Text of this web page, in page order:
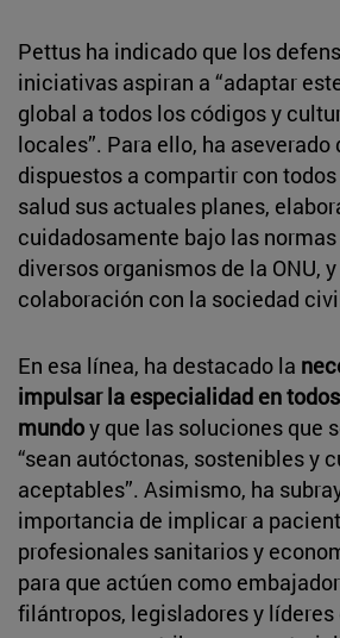
Pettus ha indicado que los
iniciativas aspiran a “adaptar
global a todos los códigos y
locales”. Para ello, ha aseverado
dispuestos a compartir con
salud sus actuales planes,
cuidadosamente bajo las
diversos organismos de la ONU,
colaboración con la sociedad
En esa línea, ha destacado la
impulsar la especialidad en
mundoy que las soluciones que
“sean autóctonas, sostenibles y
aceptables”. Asimismo, ha
importancia de implicar a
profesionales sanitarios y
para que actúen como
filántropos, legisladores y líderes